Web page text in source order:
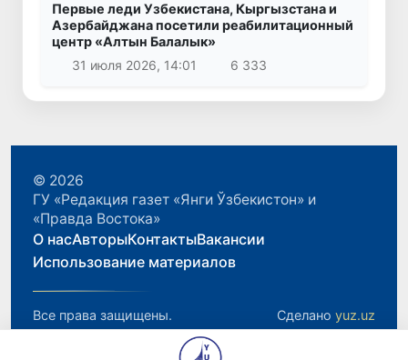
Первые леди Узбекистана, Кыргызстана и
Азербайджана посетили реабилитационный
центр «Алтын Балалык»
31 июля 2026, 14:01
6 333
© 2026
ГУ «Редакция газет «Янги Ўзбекистон» и
«Правда Востока»
О насАвторыКонтактыВакансии
Использование материалов
Все права защищены. Сделано yuz.uz